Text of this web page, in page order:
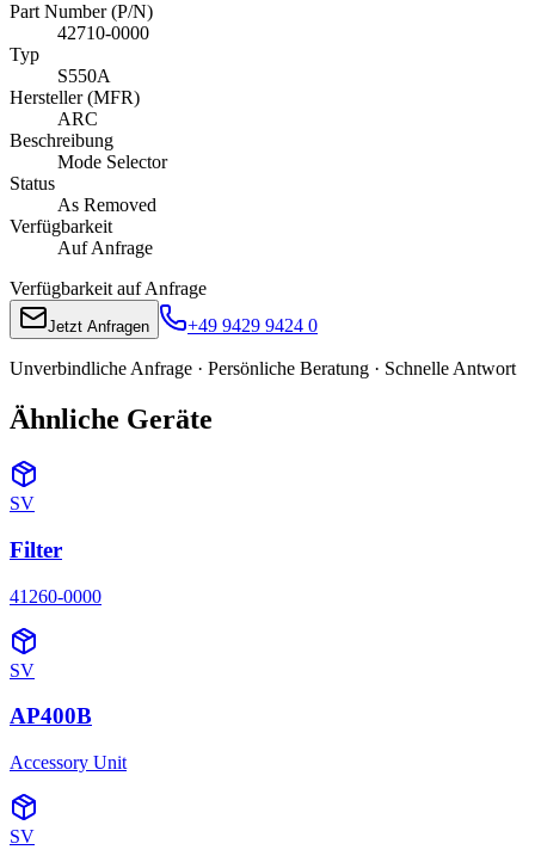
Part Number (P/N)
42710-0000
Typ
S550A
Hersteller (MFR)
ARC
Beschreibung
Mode Selector
Status
As Removed
Verfügbarkeit
Auf Anfrage
Verfügbarkeit auf Anfrage
Jetzt Anfragen +49 9429 9424 0
Unverbindliche Anfrage · Persönliche Beratung · Schnelle Antwort
Ähnliche Geräte
SV
Filter
41260-0000
SV
AP400B
Accessory Unit
SV